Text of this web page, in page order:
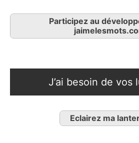
Participez au
J’ai besoin de vos
Eclairez ma